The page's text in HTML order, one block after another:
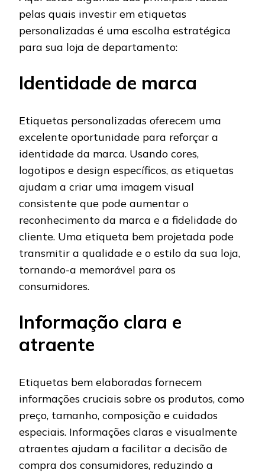
pelas quais investir em etiquetas
personalizadas é uma escolha estratégica
para sua loja de departamento:
Identidade de marca
Etiquetas personalizadas oferecem uma
excelente oportunidade para reforçar a
identidade da marca. Usando cores,
logotipos e design específicos, as etiquetas
ajudam a criar uma imagem visual
consistente que pode aumentar o
reconhecimento da marca e a fidelidade do
cliente. Uma etiqueta bem projetada pode
transmitir a qualidade e o estilo da sua loja,
tornando-a memorável para os
consumidores.
Informação clara e
atraente
Etiquetas bem elaboradas fornecem
informações cruciais sobre os produtos, como
preço, tamanho, composição e cuidados
especiais. Informações claras e visualmente
atraentes ajudam a facilitar a decisão de
compra dos consumidores, reduzindo a